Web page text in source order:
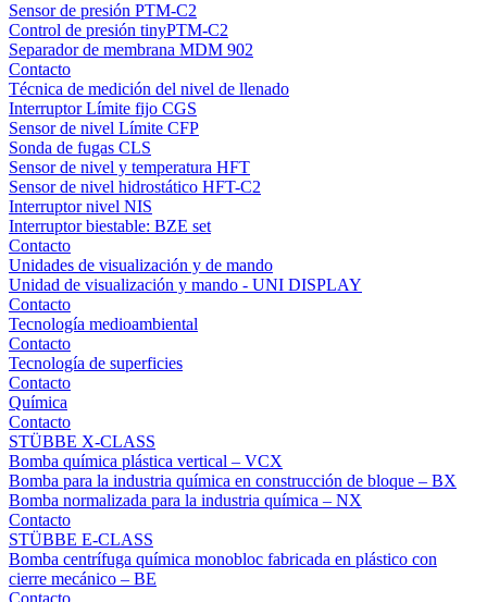
Sensor de presión PTM-C2
Control de presión tinyPTM-C2
Separador de membrana MDM 902
Contacto
Técnica de medición del nivel de llenado
Interruptor Límite fijo CGS
Sensor de nivel Límite CFP
Sonda de fugas CLS
Sensor de nivel y temperatura HFT
Sensor de nivel hidrostático HFT-C2
Interruptor nivel NIS
Interruptor biestable: BZE set
Contacto
Unidades de visualización y de mando
Unidad de visualización y mando - UNI DISPLAY
Contacto
Tecnología medioambiental
Contacto
Tecnología de superficies
Contacto
Química
Contacto
STÜBBE X-CLASS
Bomba química plástica vertical – VCX
Bomba para la industria química en construcción de bloque – BX
Bomba normalizada para la industria química – NX
Contacto
STÜBBE E-CLASS
Bomba centrífuga química monobloc fabricada en plástico con
cierre mecánico – BE